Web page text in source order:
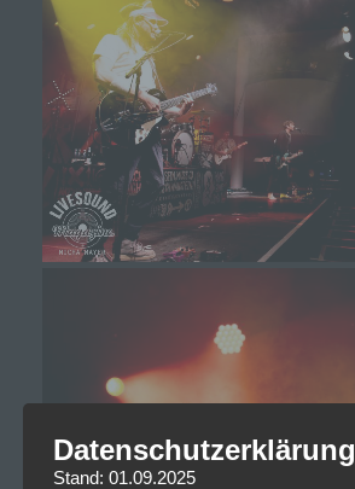
Datenschutzerklärung
Stand: 01.09.2025